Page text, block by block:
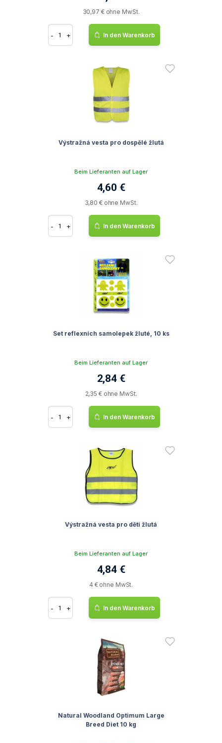
30,97 € ohne MwSt.
- + In den Warenkorb
Výstražná vesta pro dospělé žlutá
Beim Lieferanten auf Lager
4,60 €
3,80 € ohne MwSt.
- + In den Warenkorb
Set reflexních samolepek žluté, 10 ks
Beim Lieferanten auf Lager
2,84 €
2,35 € ohne MwSt.
- + In den Warenkorb
Výstražná vesta pro děti žlutá
Beim Lieferanten auf Lager
4,84 €
4 € ohne MwSt.
- + In den Warenkorb
Natural Woodland Optimum Large
Breed Diet 10 kg